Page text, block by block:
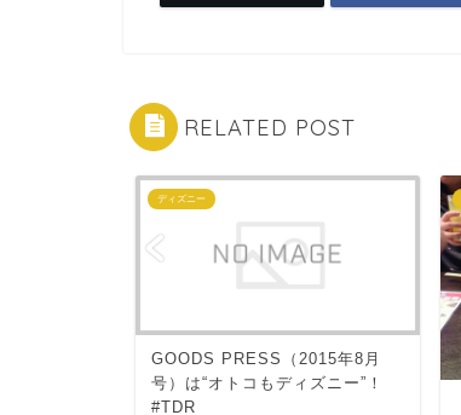
RELATED POST
ディズニー
GOODS PRESS（2015年8月
号）は“オトコもディズニー”！
#TDR